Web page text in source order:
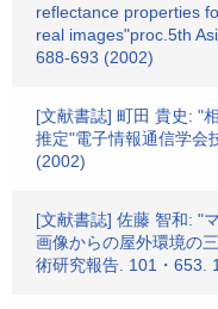
reflectance properties
real images"proc.5th
688-693 (2002)
[文献書誌] 町田 貴史: "
推定"電子情報通信学会
(2002)
[文献書誌] 佐藤 智和: "
画像からの屋外環境の
術研究報告. 101・653.